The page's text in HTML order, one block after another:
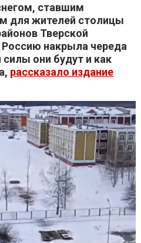
ставшим
для жителей столицы
Тверской
накрыла череда
они будут и как
рассказало издание